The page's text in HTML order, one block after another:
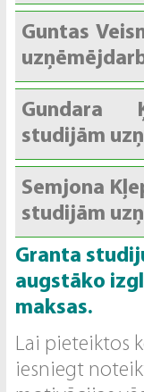
Guntas
Gundara
studijām
Semjona
studijām
Granta
augstāko
maksas.
Lai pieteiktos
iesniegt